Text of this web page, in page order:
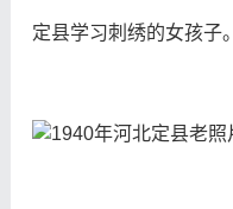
定县学习刺绣的女孩子。